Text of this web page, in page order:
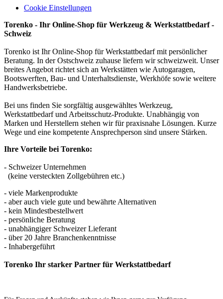
Cookie Einstellungen
Torenko - Ihr Online-Shop für Werkzeug & Werkstattbedarf -
Schweiz
Torenko ist Ihr Online-Shop für Werkstattbedarf mit persönlicher
Beratung. In der Ostschweiz zuhause liefern wir schweizweit. Unser
breites Angebot richtet sich an Werkstätten wie Autogaragen,
Bootswerften, Bau- und Unterhaltsdienste, Werkhöfe sowie weitere
Handwerksbetriebe.
Bei uns finden Sie sorgfältig ausgewähltes Werkzeug,
Werkstattbedarf und Arbeitsschutz-Produkte. Unabhängig von
Marken und Herstellern stehen wir für praxisnahe Lösungen. Kurze
Wege und eine kompetente Ansprechperson sind unsere Stärken.
Ihre Vorteile bei Torenko:
- Schweizer Unternehmen
(keine versteckten Zollgebühren etc.)
- viele Markenprodukte
- aber auch viele gute und bewährte Alternativen
- kein Mindestbestellwert
- persönliche Beratung
- unabhängiger Schweizer Lieferant
- über 20 Jahre Branchenkenntnisse
- Inhabergeführt
Torenko Ihr starker Partner für Werkstattbedarf